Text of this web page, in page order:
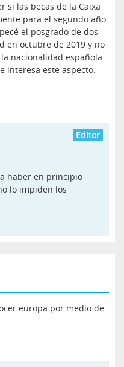
si las becas de la Caixa
para el segundo año
el posgrado de dos
en octubre de 2019 y no
nacionalidad española.
interesa este aspecto.
haber en principio
lo impiden los
europa por medio de